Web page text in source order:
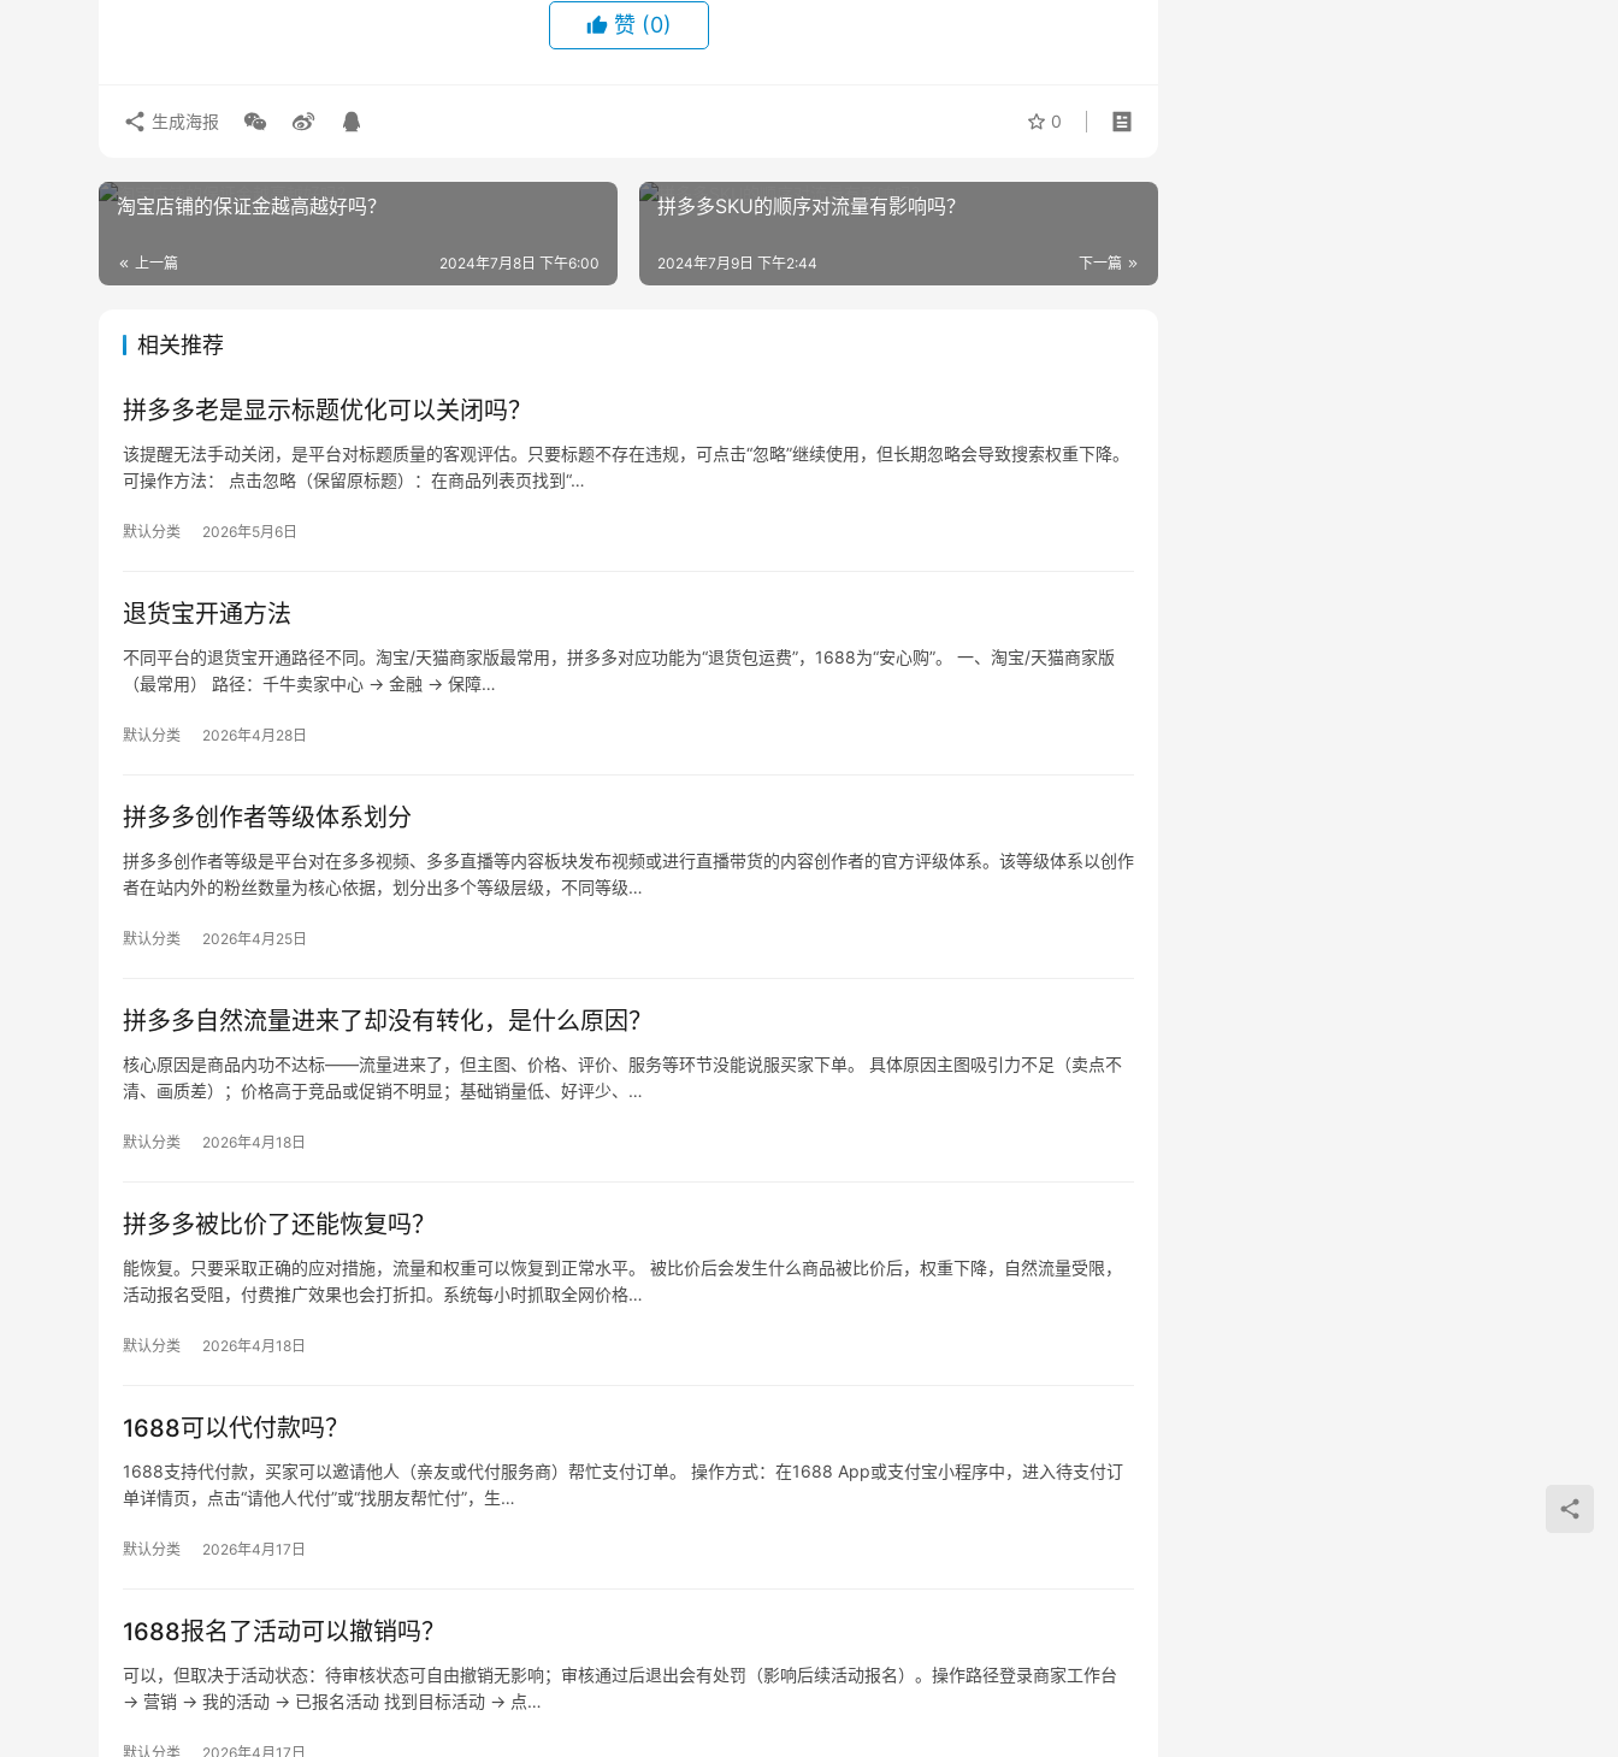
赞 (0)
0
生成海报
淘宝店铺的保证金越高越好吗？
上一篇 2024年7月8日 下午6:00
拼多多SKU的顺序对流量有影响吗？
下一篇
2024年7月9日 下午2:44
相关推荐
拼多多老是显示标题优化可以关闭吗？
该提醒无法手动关闭，是平台对标题质量的客观评估。只要标题不存在违规，可点击“忽略”继续使用，但长期忽略会导致搜索权重下降。
可操作方法： 点击忽略（保留原标题）：在商品列表页找到“…
默认分类 2026年5月6日
退货宝开通方法
不同平台的退货宝开通路径不同。淘宝/天猫商家版最常用，拼多多对应功能为“退货包运费”，1688为“安心购”。 一、淘宝/天猫商家版
（最常用） 路径：千牛卖家中心 → 金融 → 保障…
默认分类 2026年4月28日
拼多多创作者等级体系划分
拼多多创作者等级是平台对在多多视频、多多直播等内容板块发布视频或进行直播带货的内容创作者的官方评级体系。该等级体系以创作
者在站内外的粉丝数量为核心依据，划分出多个等级层级，不同等级…
默认分类 2026年4月25日
拼多多自然流量进来了却没有转化，是什么原因？
核心原因是商品内功不达标——流量进来了，但主图、价格、评价、服务等环节没能说服买家下单。 具体原因主图吸引力不足（卖点不
清、画质差）；价格高于竞品或促销不明显；基础销量低、好评少、…
默认分类 2026年4月18日
拼多多被比价了还能恢复吗？
能恢复。只要采取正确的应对措施，流量和权重可以恢复到正常水平。 被比价后会发生什么商品被比价后，权重下降，自然流量受限，
活动报名受阻，付费推广效果也会打折扣。系统每小时抓取全网价格…
默认分类 2026年4月18日
1688可以代付款吗？
1688支持代付款，买家可以邀请他人（亲友或代付服务商）帮忙支付订单。 操作方式：在1688 App或支付宝小程序中，进入待支付订
单详情页，点击“请他人代付”或“找朋友帮忙付”，生…
默认分类 2026年4月17日
1688报名了活动可以撤销吗？
可以，但取决于活动状态：待审核状态可自由撤销无影响；审核通过后退出会有处罚（影响后续活动报名）。操作路径登录商家工作台
→ 营销 → 我的活动 → 已报名活动 找到目标活动 → 点…
默认分类 2026年4月17日